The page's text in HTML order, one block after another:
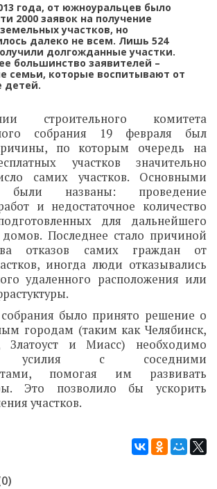
года, от южноуральцев было
2000 заявок на получение
участков, но
далеко не всем. Лишь 524
долгожданные участки.
большинство заявителей –
семьи, которые воспитывают от
детей.
строительного комитета
собрания 19 февраля был
по которым очередь на
участков значительно
самих участков. Основными
были названы: проведение
и недостаточное количество
для дальнейшего
домов. Последнее стало причиной
отказов самих граждан от
иногда люди отказывались
удаленного расположения или
было принято решение о
городам (таким как Челябинск,
Златоуст и Миасс) необходимо
усилия с соседними
помогая им развивать
Это позволило бы ускорить
участков.